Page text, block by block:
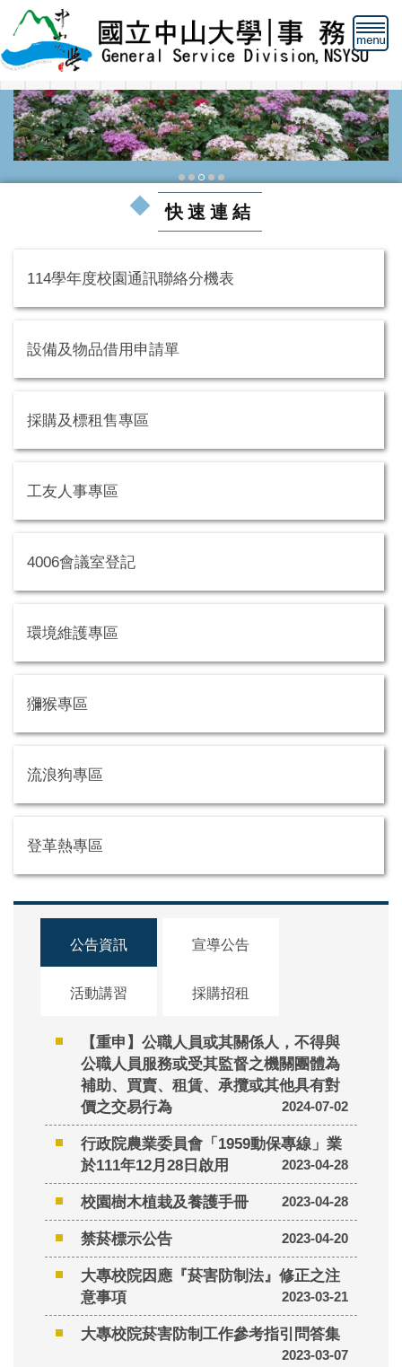
到
主
要
內
容
區
快速連結
114學年度校園通訊聯絡分機表
設備及物品借用申請單
採購及標租售專區
工友人事專區
4006會議室登記
環境維護專區
獼猴專區
流浪狗專區
登革熱專區
公告資訊 宣導公告
活動講習 採購招租
【重申】公職人員或其關係人，不得與
公職人員服務或受其監督之機關團體為
補助、買賣、租賃、承攬或其他具有對
價之交易行為
2024-07-02
行政院農業委員會「1959動保專線」業
於111年12月28日啟用
2023-04-28
校園樹木植栽及養護手冊 2023-04-28
禁菸標示公告 2023-04-20
大專校院因應『菸害防制法』修正之注
意事項
2023-03-21
大專校院菸害防制工作參考指引問答集
2023-03-07